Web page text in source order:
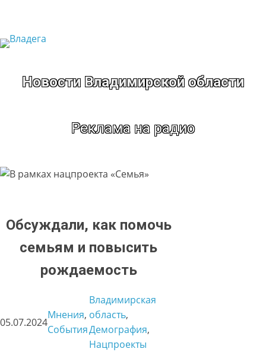
содержимому
Новости Владимирской области
Реклама на радио
Обсуждали, как помочь
семьям и повысить
рождаемость
05.07.2024
Мнения
События
Владимирская
область
Демография
Нацпроекты